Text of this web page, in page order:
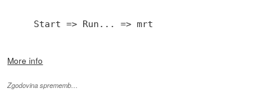
Start => Run... => mrt
More info
Zgodovina sprememb…